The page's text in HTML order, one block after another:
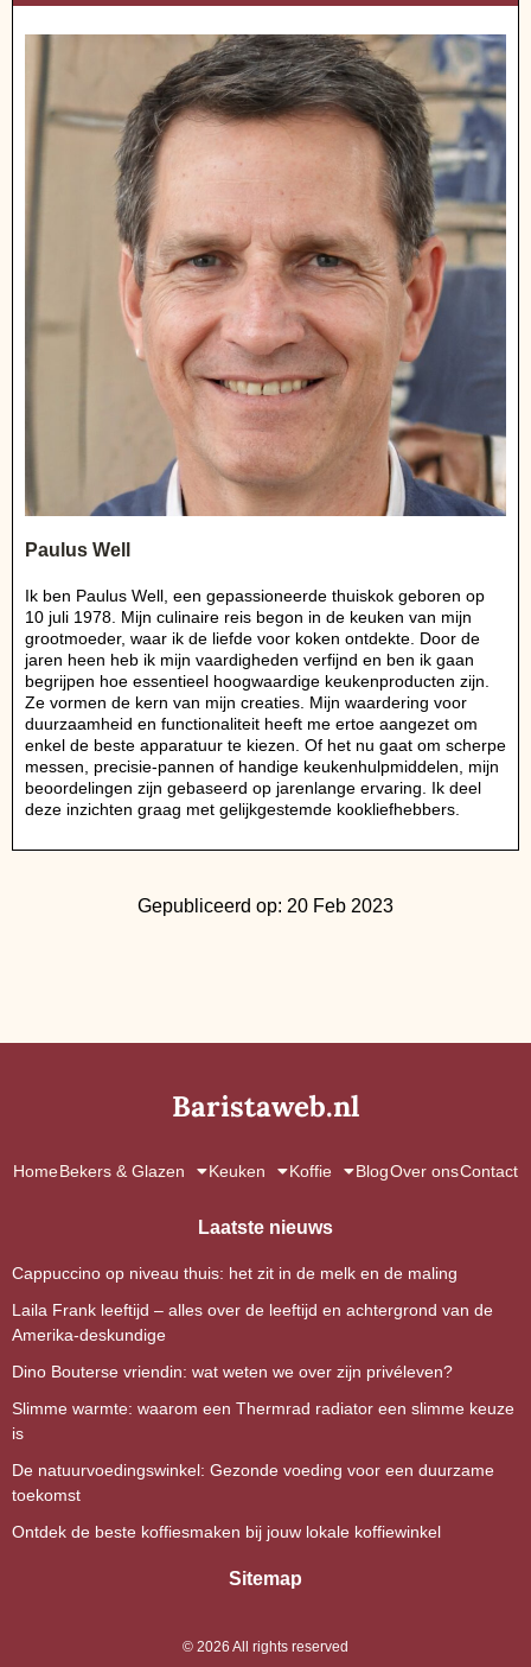
Paulus Well
Ik ben Paulus Well, een gepassioneerde thuiskok geboren op
10 juli 1978. Mijn culinaire reis begon in de keuken van mijn
grootmoeder, waar ik de liefde voor koken ontdekte. Door de
jaren heen heb ik mijn vaardigheden verfijnd en ben ik gaan
begrijpen hoe essentieel hoogwaardige keukenproducten zijn.
Ze vormen de kern van mijn creaties. Mijn waardering voor
duurzaamheid en functionaliteit heeft me ertoe aangezet om
enkel de beste apparatuur te kiezen. Of het nu gaat om scherpe
messen, precisie-pannen of handige keukenhulpmiddelen, mijn
beoordelingen zijn gebaseerd op jarenlange ervaring. Ik deel
deze inzichten graag met gelijkgestemde kookliefhebbers.
Gepubliceerd op: 20 Feb 2023
Baristaweb.nl
HomeBekers & Glazen Keuken Koffie BlogOver onsContact
Laatste nieuws
Cappuccino op niveau thuis: het zit in de melk en de maling
Laila Frank leeftijd – alles over de leeftijd en achtergrond van de
Amerika-deskundige
Dino Bouterse vriendin: wat weten we over zijn privéleven?
Slimme warmte: waarom een Thermrad radiator een slimme keuze
is
De natuurvoedingswinkel: Gezonde voeding voor een duurzame
toekomst
Ontdek de beste koffiesmaken bij jouw lokale koffiewinkel
Sitemap
© 2026 All rights reserved